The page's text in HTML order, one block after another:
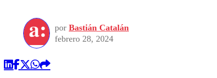
Torneo Internacional
Torneo Nacional
Internacional
Nacional
Programas
Comercial
por Bastián Catalán
febrero 28, 2024